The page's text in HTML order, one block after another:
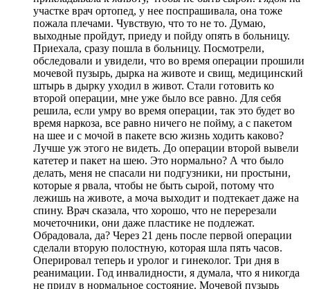
участке врач ортопед, у нее поспрашивала, она тоже
пожала плечами. Чувствую, что то не то. Думаю,
выходные пройдут, приеду и пойду опять в больницу.
Приехала, сразу пошла в больницу. Посмотрели,
обследовали и увидели, что во время операции прошили
мочевой пузырь, дырка на животе и свищ, медицинский
штырь в дырку уходил в живот. Стали готовить ко
второй операции, мне уже было все равно. Для себя
решила, если умру во время операции, так это будет во
время наркоза, все равно ничего не пойму, а с пакетом
на шее и с мочой в пакете всю жизнь ходить каково?
Лучше уж этого не видеть. До операции второй вывели
катетер и пакет на шею. Это нормально? А что было
делать, меня не спасали ни подгузники, ни простыни,
которые я рвала, чтобы не быть сырой, потому что
лежишь на животе, а моча выходит и подтекает даже на
спину. Врач сказала, что хорошо, что не перерезали
мочеточники, они даже пластике не подлежат.
Обрадовала, да? Через 21 день после первой операции
сделали вторую полостную, которая шла пять часов.
Оперировал теперь и уролог и гинеколог. Три дня в
реанимации. Год инвалидности, я думала, что я никогда
не приду в нормальное состояние. Мочевой пузырь